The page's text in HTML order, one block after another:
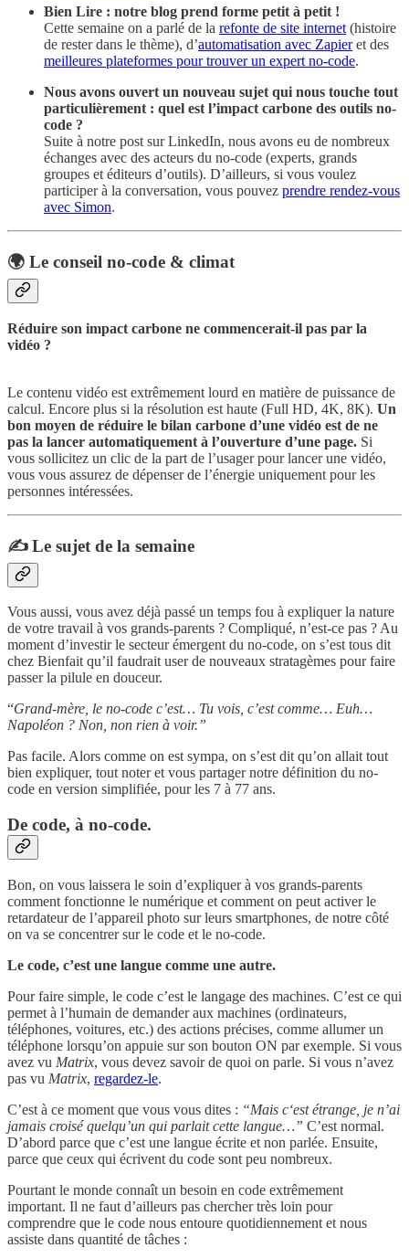
Bien Lire : notre blog prend forme petit à petit !
Cette semaine on a parlé de la refonte de site internet(histoire
de rester dans le thème), d’automatisation avec Zapieret des
meilleures plateformes pour trouver un expert no-code.
Nous avons ouvert un nouveau sujet qui nous touche tout
particulièrement : quel est l’impact carbone des outils no-
code ?
Suite à notre post sur LinkedIn, nous avons eu de nombreux
échanges avec des acteurs du no-code (experts, grands
groupes et éditeurs d’outils). D’ailleurs, si vous voulez
participer à la conversation, vous pouvez prendre rendez-vous
avec Simon.
🌍 Le conseil no-code & climat
Réduire son impact carbone ne commencerait-il pas par la
vidéo ?
Le contenu vidéo est extrêmement lourd en matière de puissance de
calcul. Encore plus si la résolution est haute (Full HD, 4K, 8K). Un
bon moyen de réduire le bilan carbone d’une vidéo est de ne
pas la lancer automatiquement à l’ouverture d’une page. Si
vous sollicitez un clic de la part de l’usager pour lancer une vidéo,
vous vous assurez de dépenser de l’énergie uniquement pour les
personnes intéressées.
✍️ Le sujet de la semaine
Vous aussi, vous avez déjà passé un temps fou à expliquer la nature
de votre travail à vos grands-parents ? Compliqué, n’est-ce pas ? Au
moment d’investir le secteur émergent du no-code, on s’est tous dit
chez Bienfait qu’il faudrait user de nouveaux stratagèmes pour faire
passer la pilule en douceur.
“Grand-mère, le no-code c’est… Tu vois, c’est comme… Euh…
Napoléon ? Non, non rien à voir.”
Pas facile. Alors comme on est sympa, on s’est dit qu’on allait tout
bien expliquer, tout noter et vous partager notre définition du no-
code en version simplifiée, pour les 7 à 77 ans.
De code, à no-code.
Bon, on vous laissera le soin d’expliquer à vos grands-parents
comment fonctionne le numérique et comment on peut activer le
retardateur de l’appareil photo sur leurs smartphones, de notre côté
on va se concentrer sur le code et le no-code.
Le code, c’est une langue comme une autre.
Pour faire simple, le code c’est le langage des machines. C’est ce qui
permet à l’humain de demander aux machines (ordinateurs,
téléphones, voitures, etc.) des actions précises, comme allumer un
téléphone lorsqu’on appuie sur son bouton ON par exemple. Si vous
avez vu Matrix, vous devez savoir de quoi on parle. Si vous n’avez
pas vu Matrix, regardez-le.
C’est à ce moment que vous vous dites : “Mais c‘est étrange, je n’ai
jamais croisé quelqu’un qui parlait cette langue…” C’est normal.
D’abord parce que c’est une langue écrite et non parlée. Ensuite,
parce que ceux qui écrivent du code sont peu nombreux.
Pourtant le monde connaît un besoin en code extrêmement
important. Il ne faut d’ailleurs pas chercher très loin pour
comprendre que le code nous entoure quotidiennement et nous
assiste dans quantité de tâches :